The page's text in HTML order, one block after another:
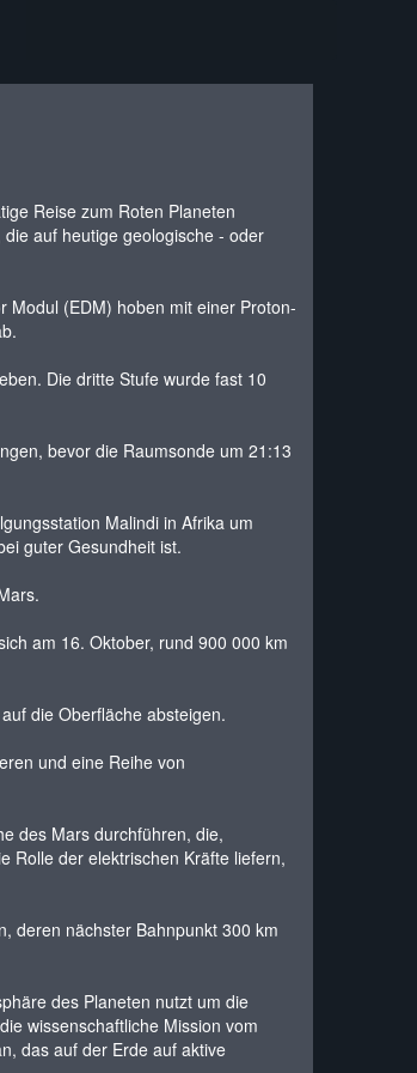
Reise zum Roten Planeten
auf heutige geologische - oder
Modul (EDM) hoben mit einer Proton-
Die dritte Stufe wurde fast 10
bevor die Raumsonde um 21:13
Malindi in Afrika um
guter Gesundheit ist.
am 16. Oktober, rund 900 000 km
die Oberfläche absteigen.
und eine Reihe von
des Mars durchführen, die,
Rolle der elektrischen Kräfte liefern,
deren nächster Bahnpunkt 300 km
des Planeten nutzt um die
wissenschaftliche Mission vom
das auf der Erde auf aktive